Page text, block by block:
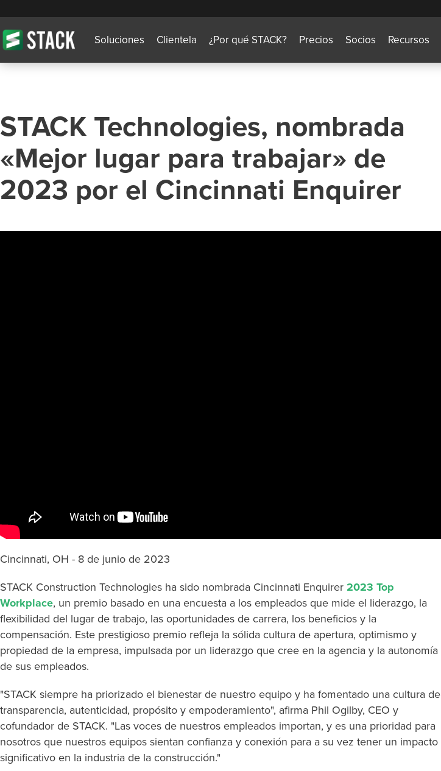
Soluciones Clientela ¿Por qué STACK? Precios Socios Recursos
STACK Technologies, nombrada
«Mejor lugar para trabajar» de
2023 por el Cincinnati Enquirer
Cincinnati, OH - 8 de junio de 2023
STACK Construction Technologies ha sido nombrada Cincinnati Enquirer 2023 Top
Workplace, un premio basado en una encuesta a los empleados que mide el liderazgo, la
flexibilidad del lugar de trabajo, las oportunidades de carrera, los beneficios y la
compensación. Este prestigioso premio refleja la sólida cultura de apertura, optimismo y
propiedad de la empresa, impulsada por un liderazgo que cree en la agencia y la autonomía
de sus empleados.
"STACK siempre ha priorizado el bienestar de nuestro equipo y ha fomentado una cultura de
transparencia, autenticidad, propósito y empoderamiento", afirma Phil Ogilby, CEO y
cofundador de STACK. "Las voces de nuestros empleados importan, y es una prioridad para
nosotros que nuestros equipos sientan confianza y conexión para a su vez tener un impacto
significativo en la industria de la construcción."